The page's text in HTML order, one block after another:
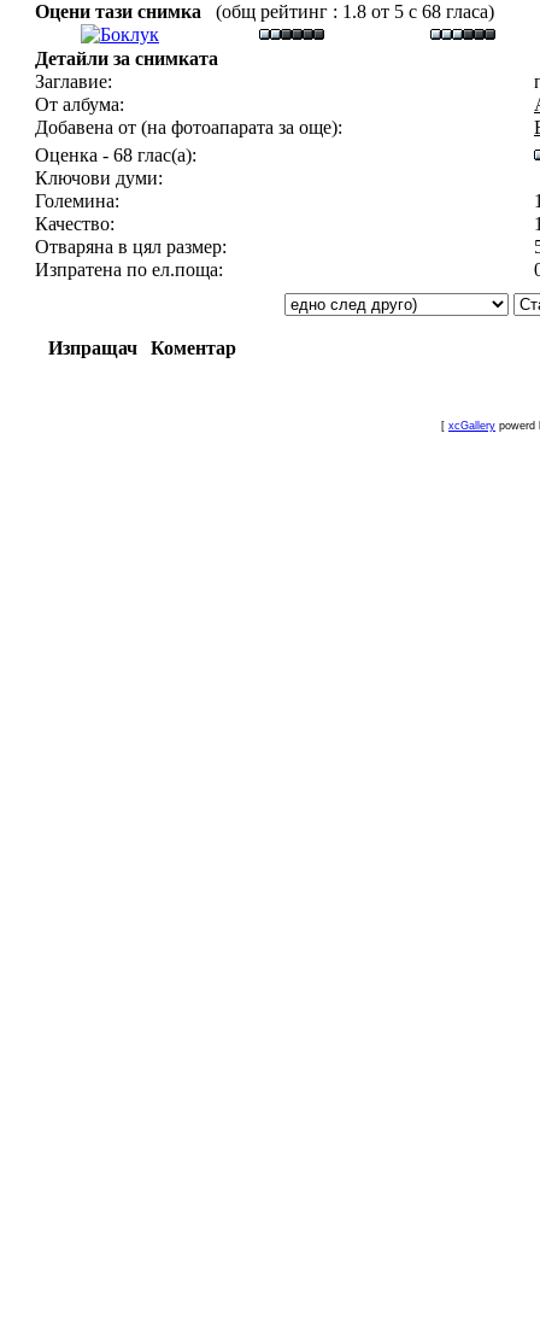
Оцени тази снимка
(общ рейтинг : 1.8 от 5 с 68 гласа)
Детайли за снимката
Заглавие:
От албума:
Добавена от (на фотоапарата за още):
Оценка - 68 глас(а):
Ключови думи:
Големина:
Качество:
Отваряна в цял размер:
Изпратена по ел.поща:
Изпращач Коментар
[ xcGallery